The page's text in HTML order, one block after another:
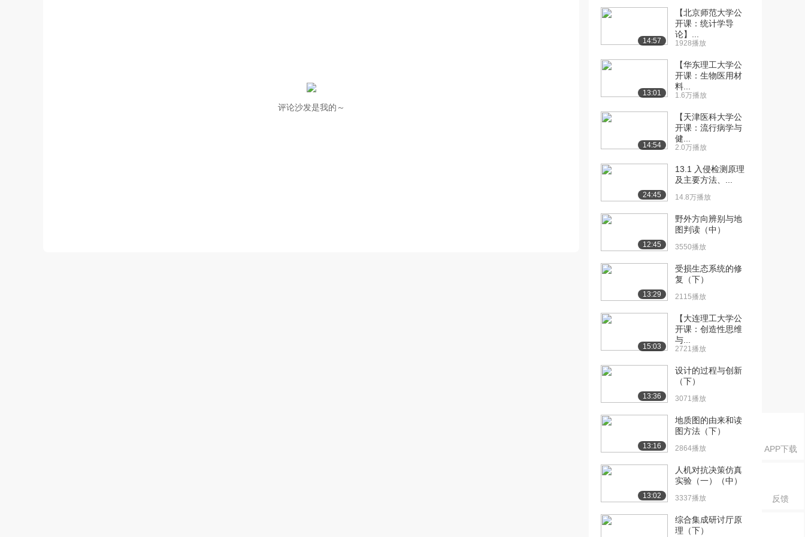
APP下载
反馈
评论沙发是我的～
（下）
[13] 发散性思维（上）
[14] 发散性思维（中） 14:52
[15] 发散性思维（下） 14:48
[16] 逆向性思维（上）
[17] 逆向性思维（中） 15:06
[18] 逆向性思维（下） 14:51
[19] 组合创造原理及其技
法（上）
[20] 组合创造原理及其技
法（中）
1859播放
[21] 组合创造原理及其技
1985播放
[22] 完美与创造（上）
[23] 完美与创造（中）
[24] 完美与创造（下） 14:17
[25] 群体创造原理与头脑
风暴（上）
1.7万播放
14:57
【北京师范大学公
开课：统计学导
论】...
1928播放
13:01
【华东理工大学公
开课：生物医用材
料...
1.6万播放
14:54
【天津医科大学公
开课：流行病学与
健...
2.0万播放
24:45
13.1 入侵检测原理
及主要方法、...
14.8万播放
12:45
野外方向辨别与地
图判读（中）
3550播放
13:29
受损生态系统的修
复（下）
2115播放
15:03
【大连理工大学公
开课：创造性思维
与...
2721播放
13:36
设计的过程与创新
（下）
3071播放
13:16
地质图的由来和读
图方法（下）
2864播放
13:02
人机对抗决策仿真
实验（一）（中）
3337播放
综合集成研讨厅原
理（下）